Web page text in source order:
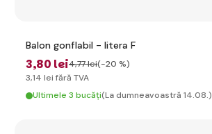
Balon gonflabil - litera F
3,80 lei4,77 lei(-20 %)
3,14 lei fără TVA
Ultimele 3 bucăți(La dumneavoastră 14.08.)